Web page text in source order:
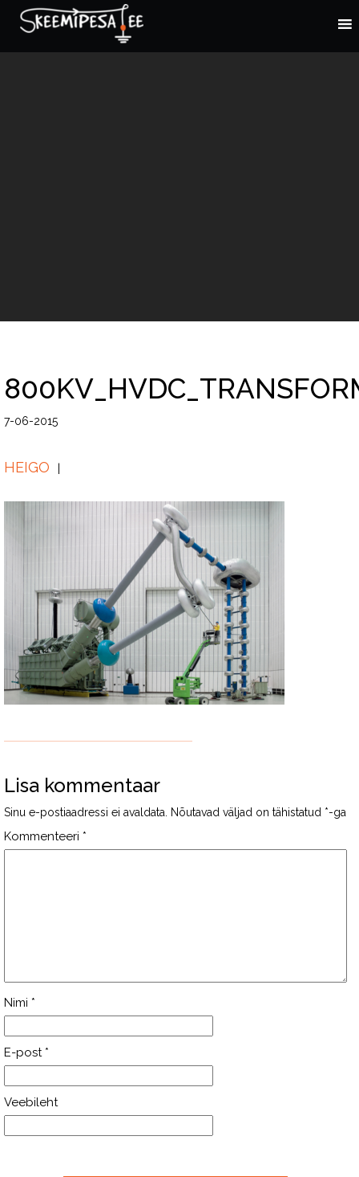
7-06-2015
HEIGO
Lisa kommentaar
Sinu e-postiaadressi ei avaldata. Nõutavad väljad on tähistatud *-ga
Kommenteeri *
Nimi *
E-post *
Veebileht